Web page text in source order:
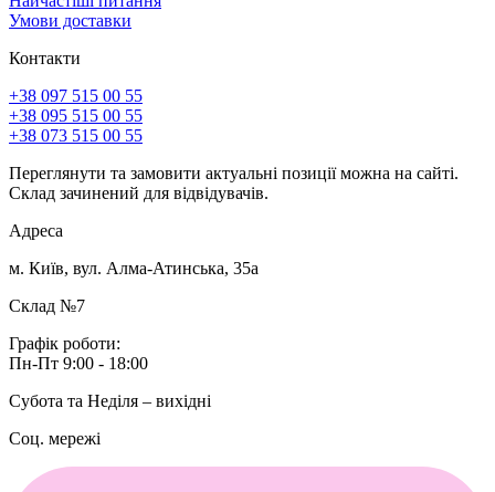
Умови доставки
Контакти
+38 097 515 00 55
+38 095 515 00 55
+38 073 515 00 55
Переглянути та замовити актуальні позиції можна на сайті.
Склад зачинений для відвідувачів.
Адреса
м. Київ, вул. Алма-Атинська, 35а
Склад №7
Графік роботи:
Пн-Пт 9:00 - 18:00
Субота та Неділя – вихідні
Соц. мережі